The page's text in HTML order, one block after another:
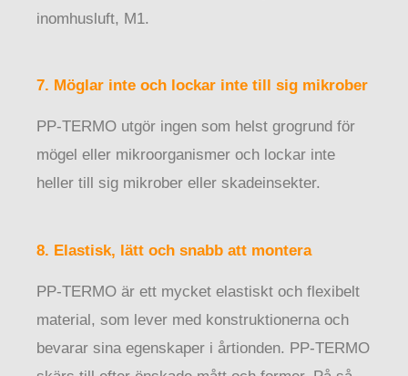
inomhusluft, M1.
7. Möglar inte och lockar inte till sig mikrober
PP-TERMO utgör ingen som helst grogrund för
mögel eller mikroorganismer och lockar inte
heller till sig mikrober eller skadeinsekter.
8. Elastisk, lätt och snabb att montera
PP-TERMO är ett mycket elastiskt och flexibelt
material, som lever med konstruktionerna och
bevarar sina egenskaper i årtionden. PP-TERMO